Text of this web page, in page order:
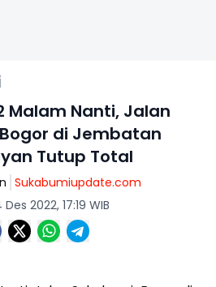
Malam Nanti, Jalan
di Jembatan
Tutup Total
Sukabumiupdate.com
Des 2022, 17:19 WIB